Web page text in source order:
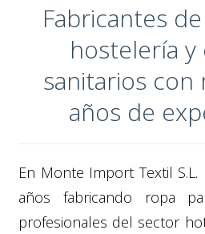
Fabricantes
hostelería
sanitarios con
años de
En Monte Import Textil
años fabricando ropa
profesionales del sector